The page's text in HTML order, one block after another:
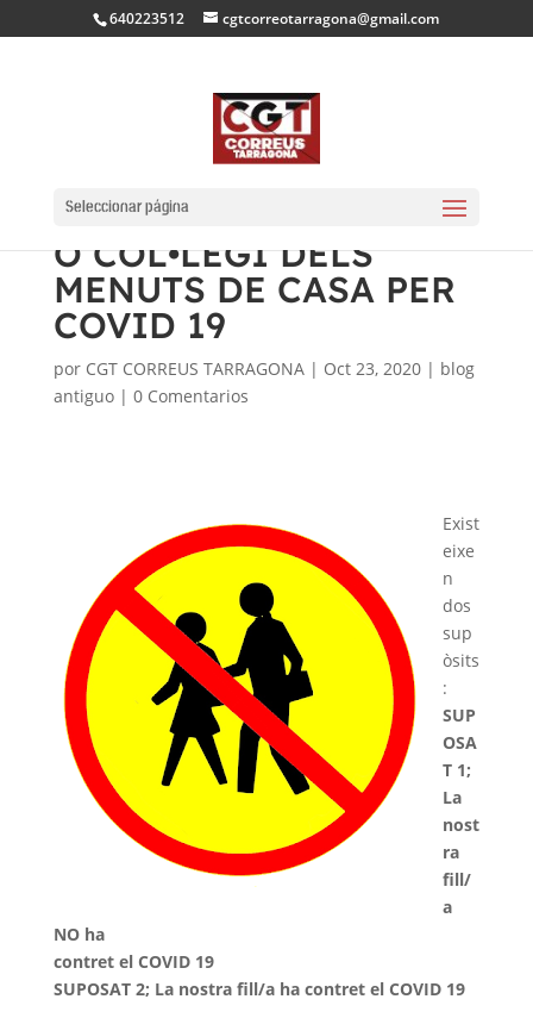
640223512 cgtcorreotarragona@gmail.com
Seleccionar página
TANCAMENT DE L’AULA
O COL•LEGI DELS
MENUTS DE CASA PER
COVID 19
por CGT CORREUS TARRAGONA| Oct 23, 2020| blog
antiguo| 0 Comentarios
Exist
eixe
n
dos
sup
òsits
:
SUP
OSA
T 1;
La
nost
ra
fill/
a
NO ha
contret el COVID 19
SUPOSAT 2; La nostra fill/a ha contret el COVID 19